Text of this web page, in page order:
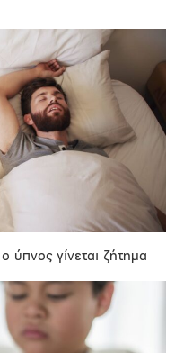
ύπνος γίνεται ζήτημα